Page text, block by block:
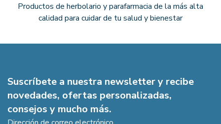
Productos de herbolario y parafarmacia de la más alta
calidad para cuidar de tu salud y bienestar
Suscríbete a nuestra newsletter y recibe
novedades, ofertas personalizadas,
consejos y mucho más.